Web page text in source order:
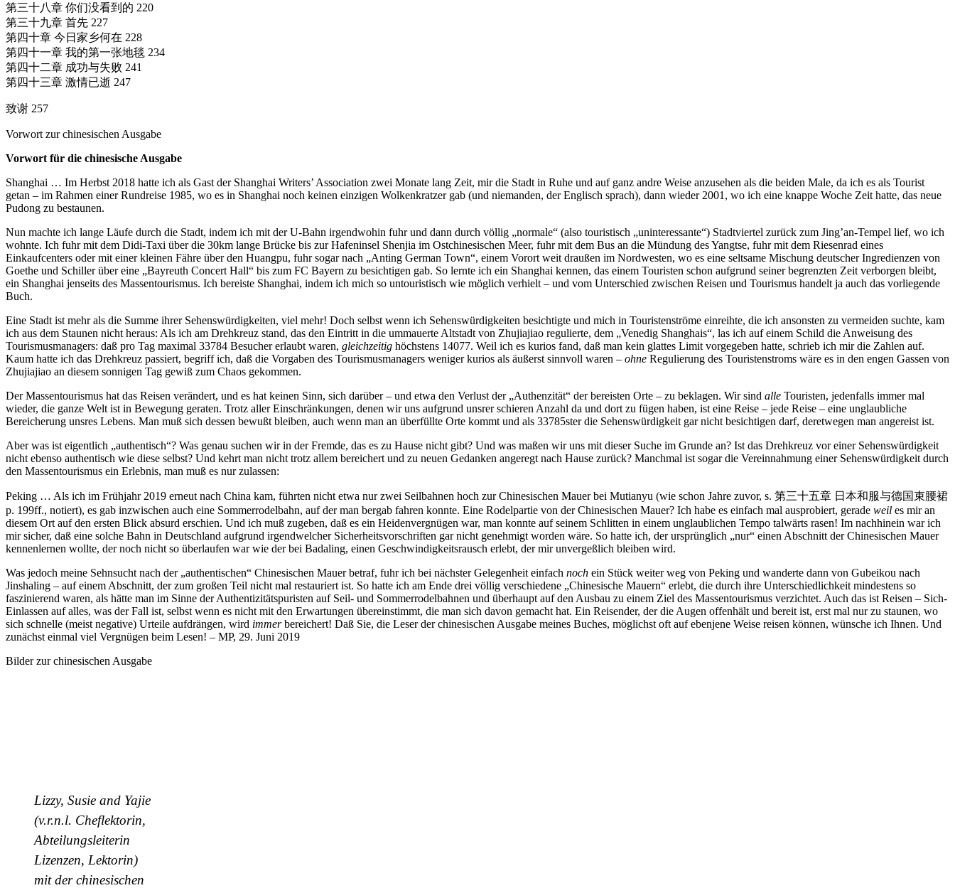
第三十八章 你们没看到的 220
第三十九章 首先 227
第四十章 今日家乡何在 228
第四十一章 我的第一张地毯 234
第四十二章 成功与失败 241
第四十三章 激情已逝 247
致谢 257
Vorwort zur chinesischen Ausgabe
Vorwort für die chinesische Ausgabe
Shanghai … Im Herbst 2018 hatte ich als Gast der Shanghai Writers’ Association zwei Monate lang Zeit, mir die Stadt in Ruhe und auf ganz andre Weise anzusehen als die beiden Male, da ich es als Tourist
getan – im Rahmen einer Rundreise 1985, wo es in Shanghai noch keinen einzigen Wolkenkratzer gab (und niemanden, der Englisch sprach), dann wieder 2001, wo ich eine knappe Woche Zeit hatte, das neue
Pudong zu bestaunen.
Nun machte ich lange Läufe durch die Stadt, indem ich mit der U-Bahn irgendwohin fuhr und dann durch völlig „normale“ (also touristisch „uninteressante“) Stadtviertel zurück zum Jing’an-Tempel lief, wo ich
wohnte. Ich fuhr mit dem Didi-Taxi über die 30km lange Brücke bis zur Hafeninsel Shenjia im Ostchinesischen Meer, fuhr mit dem Bus an die Mündung des Yangtse, fuhr mit dem Riesenrad eines
Einkaufcenters oder mit einer kleinen Fähre über den Huangpu, fuhr sogar nach „Anting German Town“, einem Vorort weit draußen im Nordwesten, wo es eine seltsame Mischung deutscher Ingredienzen von
Goethe und Schiller über eine „Bayreuth Concert Hall“ bis zum FC Bayern zu besichtigen gab. So lernte ich ein Shanghai kennen, das einem Touristen schon aufgrund seiner begrenzten Zeit verborgen bleibt,
ein Shanghai jenseits des Massentourismus. Ich bereiste Shanghai, indem ich mich so untouristisch wie möglich verhielt – und vom Unterschied zwischen Reisen und Tourismus handelt ja auch das vorliegende
Buch.
Eine Stadt ist mehr als die Summe ihrer Sehenswürdigkeiten, viel mehr! Doch selbst wenn ich Sehenswürdigkeiten besichtigte und mich in Touristenströme einreihte, die ich ansonsten zu vermeiden suchte, kam
ich aus dem Staunen nicht heraus: Als ich am Drehkreuz stand, das den Eintritt in die ummauerte Altstadt von Zhujiajiao regulierte, dem „Venedig Shanghais“, las ich auf einem Schild die Anweisung des
Tourismusmanagers: daß pro Tag maximal 33784 Besucher erlaubt waren, gleichzeitig höchstens 14077. Weil ich es kurios fand, daß man kein glattes Limit vorgegeben hatte, schrieb ich mir die Zahlen auf.
Kaum hatte ich das Drehkreuz passiert, begriff ich, daß die Vorgaben des Tourismusmanagers weniger kurios als äußerst sinnvoll waren – ohne Regulierung des Touristenstroms wäre es in den engen Gassen von
Zhujiajiao an diesem sonnigen Tag gewiß zum Chaos gekommen.
Der Massentourismus hat das Reisen verändert, und es hat keinen Sinn, sich darüber – und etwa den Verlust der „Authenzität“ der bereisten Orte – zu beklagen. Wir sind alle Touristen, jedenfalls immer mal
wieder, die ganze Welt ist in Bewegung geraten. Trotz aller Einschränkungen, denen wir uns aufgrund unsrer schieren Anzahl da und dort zu fügen haben, ist eine Reise – jede Reise – eine unglaubliche
Bereicherung unsres Lebens. Man muß sich dessen bewußt bleiben, auch wenn man an überfüllte Orte kommt und als 33785ster die Sehenswürdigkeit gar nicht besichtigen darf, deretwegen man angereist ist.
Aber was ist eigentlich „authentisch“? Was genau suchen wir in der Fremde, das es zu Hause nicht gibt? Und was maßen wir uns mit dieser Suche im Grunde an? Ist das Drehkreuz vor einer Sehenswürdigkeit
nicht ebenso authentisch wie diese selbst? Und kehrt man nicht trotz allem bereichert und zu neuen Gedanken angeregt nach Hause zurück? Manchmal ist sogar die Vereinnahmung einer Sehenswürdigkeit durch
den Massentourismus ein Erlebnis, man muß es nur zulassen:
Peking … Als ich im Frühjahr 2019 erneut nach China kam, führten nicht etwa nur zwei Seilbahnen hoch zur Chinesischen Mauer bei Mutianyu (wie schon Jahre zuvor, s. 第三十五章 日本和服与德国束腰裙
p. 199ff., notiert), es gab inzwischen auch eine Sommerrodelbahn, auf der man bergab fahren konnte. Eine Rodelpartie von der Chinesischen Mauer? Ich habe es einfach mal ausprobiert, gerade weil es mir an
diesem Ort auf den ersten Blick absurd erschien. Und ich muß zugeben, daß es ein Heidenvergnügen war, man konnte auf seinem Schlitten in einem unglaublichen Tempo talwärts rasen! Im nachhinein war ich
mir sicher, daß eine solche Bahn in Deutschland aufgrund irgendwelcher Sicherheitsvorschriften gar nicht genehmigt worden wäre. So hatte ich, der ursprünglich „nur“ einen Abschnitt der Chinesischen Mauer
kennenlernen wollte, der noch nicht so überlaufen war wie der bei Badaling, einen Geschwindigkeitsrausch erlebt, der mir unvergeßlich bleiben wird.
Was jedoch meine Sehnsucht nach der „authentischen“ Chinesischen Mauer betraf, fuhr ich bei nächster Gelegenheit einfach noch ein Stück weiter weg von Peking und wanderte dann von Gubeikou nach
Jinshaling – auf einem Abschnitt, der zum großen Teil nicht mal restauriert ist. So hatte ich am Ende drei völlig verschiedene „Chinesische Mauern“ erlebt, die durch ihre Unterschiedlichkeit mindestens so
faszinierend waren, als hätte man im Sinne der Authentizitätspuristen auf Seil- und Sommerrodelbahnen und überhaupt auf den Ausbau zu einem Ziel des Massentourismus verzichtet. Auch das ist Reisen – Sich-
Einlassen auf alles, was der Fall ist, selbst wenn es nicht mit den Erwartungen übereinstimmt, die man sich davon gemacht hat. Ein Reisender, der die Augen offenhält und bereit ist, erst mal nur zu staunen, wo
sich schnelle (meist negative) Urteile aufdrängen, wird immerbereichert! Daß Sie, die Leser der chinesischen Ausgabe meines Buches, möglichst oft auf ebenjene Weise reisen können, wünsche ich Ihnen. Und
zunächst einmal viel Vergnügen beim Lesen! – MP, 29. Juni 2019
Bilder zur chinesischen Ausgabe
Lizzy, Susie and Yajie
(v.r.n.l. Cheflektorin,
Abteilungsleiterin
Lizenzen, Lektorin)
mit der chinesischen